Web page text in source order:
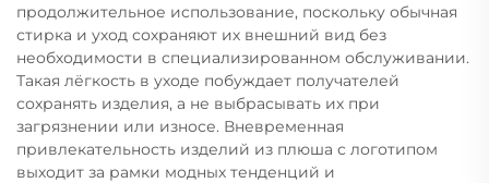
продолжительное использование, поскольку обычная
стирка и уход сохраняют их внешний вид без
необходимости в специализированном обслуживании.
Такая лёгкость в уходе побуждает получателей
сохранять изделия, а не выбрасывать их при
загрязнении или износе. Вневременная
привлекательность изделий из плюша с логотипом
выходит за рамки модных тенденций и